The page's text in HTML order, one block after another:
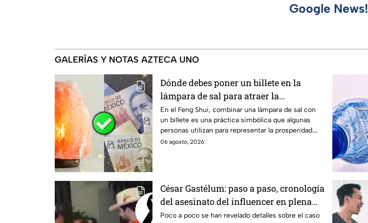
Google News!
GALERÍAS Y NOTAS AZTECA UNO
Dónde debes poner un billete en la
lámpara de sal para atraer la
abundancia
En el Feng Shui, combinar una lámpara de sal con
un billete es una práctica simbólica que algunas
personas utilizan para representar la prosperidad.
Especialistas en esta filosofía explican cuál es la
06 agosto, 2026
César Gastélum: paso a paso, cronología
del asesinato del influencer en plena
transmisión en vivo
Poco a poco se han revelado detalles sobre el caso